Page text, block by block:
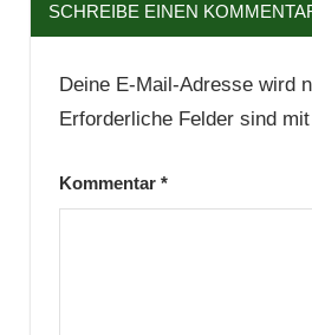
SCHREIBE EINEN
Deine E-Mail-Adresse wird
Erforderliche Felder sind mit
Kommentar *